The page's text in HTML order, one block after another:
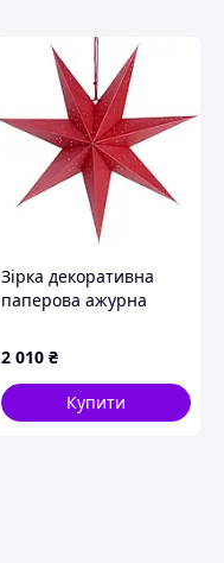
Зірка декоративна
паперова ажурна
(m00106441)
2 010 ₴
Купити